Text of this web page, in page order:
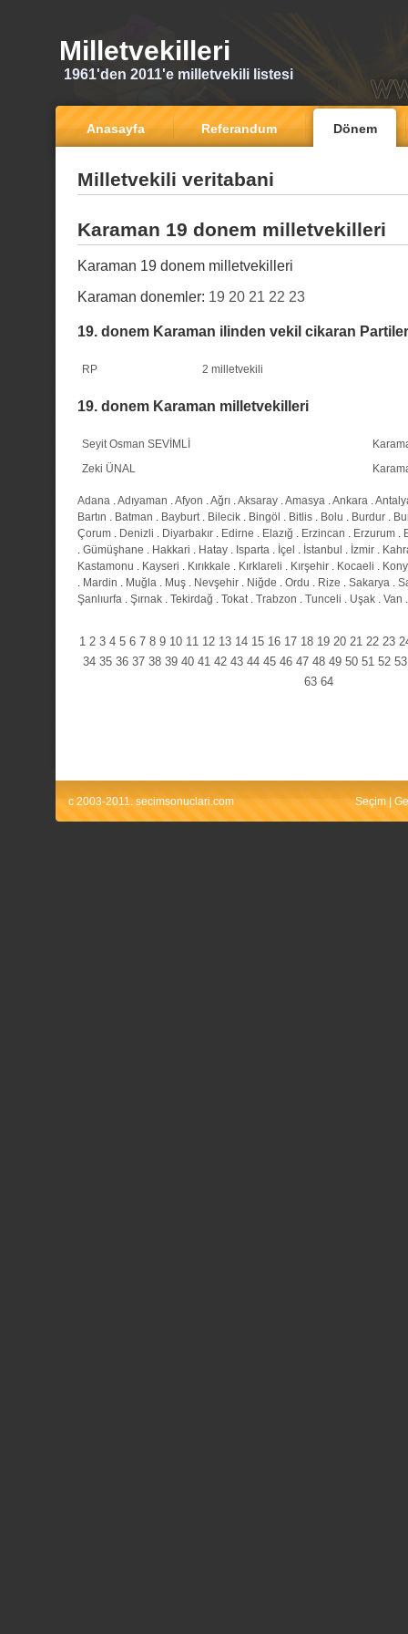
Milletvekilleri
1961'den 2011'e milletvekili listesi
Anasayfa Referandum Dönem
Milletvekili veritabani
Karaman 19 donem milletvekilleri
Karaman 19 donem milletvekilleri
Karaman donemler: 19 20 21 22 23
19. donem Karaman ilinden vekil cikaran Partiler
RP 2 milletvekili
19. donem Karaman milletvekilleri
Seyit Osman SEVİMLİ
Zeki ÜNAL
Adana .Adıyaman .Afyon .Ağrı .Aksaray .Amasya .Ankara .
Bartın . Batman . Bayburt. Bilecik . Bingöl . Bitlis . Bolu . Burdur .
Çorum . Denizli . Diyarbakır . Edirne . Elazığ . Erzincan . Erzurum .
. Gümüşhane . Hakkari . Hatay . Isparta . İçel . İstanbul . İzmir .
Kastamonu . Kayseri . Kırıkkale . Kırklareli . Kırşehir . Kocaeli .
. Mardin . Muğla . Muş . Nevşehir . Niğde . Ordu . Rize . Sakarya .
Şanlıurfa . Şırnak . Tekirdağ . Tokat. Trabzon . Tunceli . Uşak . Van
1 2 3 4 5 6 7 8 9 10 11 12 13 14 15 16 17 18 19 20 21 22 23
34 35 36 37 38 39 40 41 42 43 44 45 46 47 48 49 50 51 52 53
63 64
c 2003-2011. secimsonuclari.com Seçim